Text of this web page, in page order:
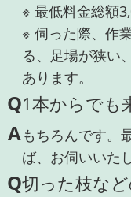
※ 最低料金総額
※ 伺った際、作
る、足場が狭い
あります。
Q1本からでも
Aもちろんです。
ば、お伺いいた
Q切った枝な